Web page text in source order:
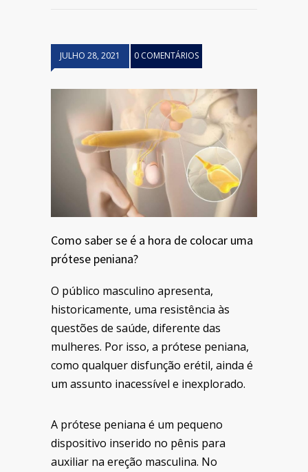
JULHO 28, 2021 0 COMENTÁRIOS
Como saber se é a hora de colocar uma
prótese peniana?
O público masculino apresenta,
historicamente, uma resistência às
questões de saúde, diferente das
mulheres. Por isso, a prótese peniana,
como qualquer disfunção erétil, ainda é
um assunto inacessível e inexplorado.
A prótese peniana é um pequeno
dispositivo inserido no pênis para
auxiliar na ereção masculina. No